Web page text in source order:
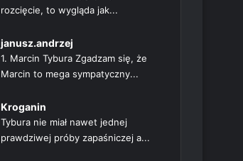
rozcięcie, to wygląda jak...
janusz.andrzej
1. Marcin Tybura Zgadzam się, że
Marcin to mega sympatyczny...
Kroganin
Tybura nie miał nawet jednej
prawdziwej próby zapaśniczej a...